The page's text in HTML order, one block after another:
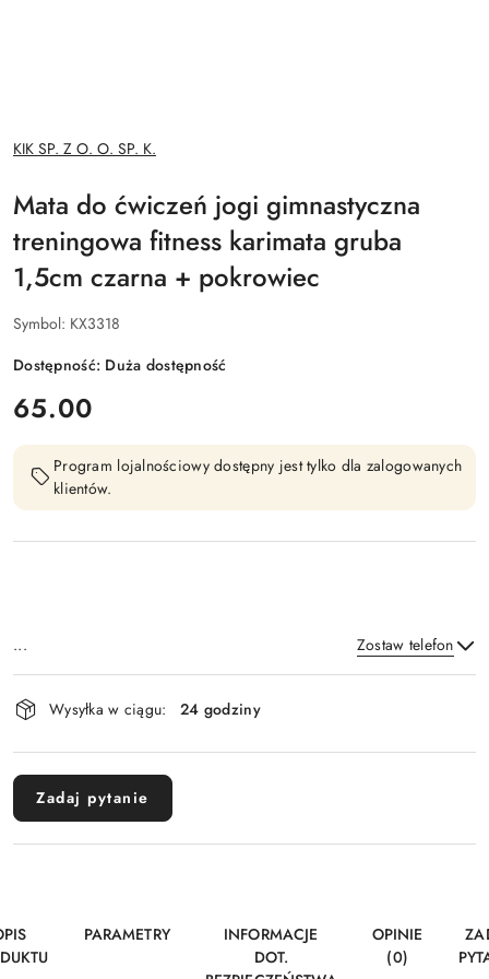
NAZWA
PRODUCENTA:
KIK SP. Z O. O. SP. K.
Mata do ćwiczeń jogi gimnastyczna
treningowa fitness karimata gruba
1,5cm czarna + pokrowiec
Symbol: KX3318
Dostępność: Duża dostępność
cena:
65.00
Program lojalnościowy dostępny jest tylko dla zalogowanych
klientów.
... Zostaw telefon
Dostępność
i
dostawa
Wysyłka w ciągu: 24 godziny
Zadaj pytanie
PARAMETRY
INFORMACJE
DOT.
OPINIE
(0)